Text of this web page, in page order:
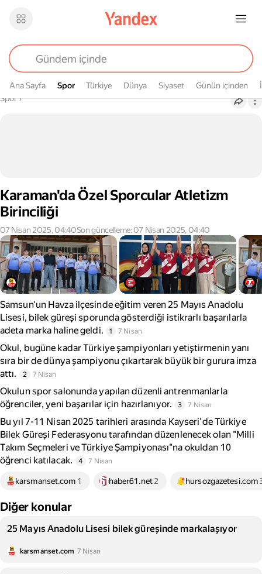
Ana Sayfa Spor
Spor Türkiye Dünya Siyaset Günün içinden
Buradasın
Spor›
Karaman'da Özel Sporcular Atletizm
Birinciliği
07 Nisan 2025, 04:40Son güncelleme: 07 Nisan 2025, 04:40
Samsun'un Havza ilçesinde eğitim veren 25 Mayıs Anadolu
Lisesi, bilek güreşi sporunda gösterdiği istikrarlı başarılarla
adeta marka haline geldi.
1 7 Nisan
Okul, bugüne kadar Türkiye şampiyonları yetiştirmenin yanı
sıra bir de dünya şampiyonu çıkartarak büyük bir gurura imza
attı.
2 7 Nisan
Okulun spor salonunda yapılan düzenli antrenmanlarla
öğrenciler, yeni başarılar için hazırlanıyor.
3 7 Nisan
Bu yıl 7-11 Nisan 2025 tarihleri arasında Kayseri'de Türkiye
Bilek Güreşi Federasyonu tarafından düzenlenecek olan "Milli
Takım Seçmeleri ve Türkiye Şampiyonası"na okuldan 10
öğrenci katılacak.
4 7 Nisan
karsmanset.com 1 haber61.net2 hursozgazetesi.com
Diğer konular
25 Mayıs Anadolu Lisesi bilek güreşinde markalaşıyor
karsmanset.com 7 Nisan